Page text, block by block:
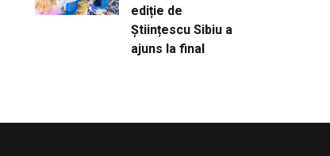
ediție de
Științescu Sibiu a
ajuns la final